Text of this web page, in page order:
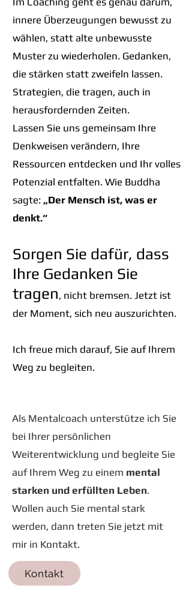
innere Überzeugungen bewusst zu
wählen, statt alte unbewusste
Muster zu wiederholen. Gedanken,
die stärken statt zweifeln lassen.
Strategien, die tragen, auch in
herausfordernden Zeiten.
Lassen Sie uns gemeinsam Ihre
Denkweisen verändern, Ihre
Ressourcen entdecken und Ihr volles
Potenzial entfalten. Wie Buddha
sagte: „Der Mensch ist, was er
denkt.“
Sorgen Sie dafür, dass
Ihre Gedanken Sie
tragen, nicht bremsen. Jetzt ist
der Moment, sich neu auszurichten.
Ich freue mich darauf, Sie auf Ihrem
Weg zu begleiten.
Als Mentalcoach unterstütze ich Sie
bei Ihrer persönlichen
Weiterentwicklung und begleite Sie
auf Ihrem Weg zu einem mental
starken und erfüllten Leben.
​Wollen auch Sie mental stark
werden, dann treten Sie jetzt mit
mir in Kontakt.
Kontakt